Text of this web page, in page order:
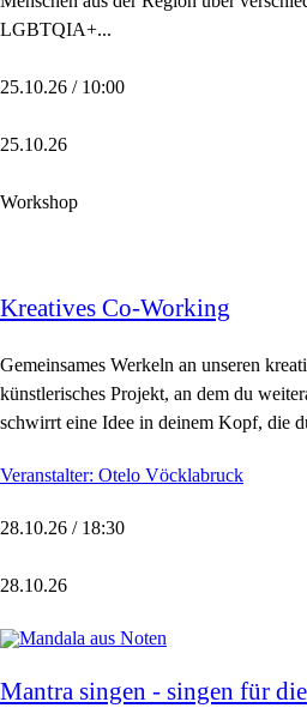
LGBTQIA+...
25.10.26 / 10:00
25.10.26
Workshop
Kreatives Co-Working
Gemeinsames Werkeln an unseren
künstlerisches Projekt, an dem du
schwirrt eine Idee in deinem Kopf, die
Veranstalter: Otelo Vöcklabruck
28.10.26 / 18:30
28.10.26
Mantra singen - singen für